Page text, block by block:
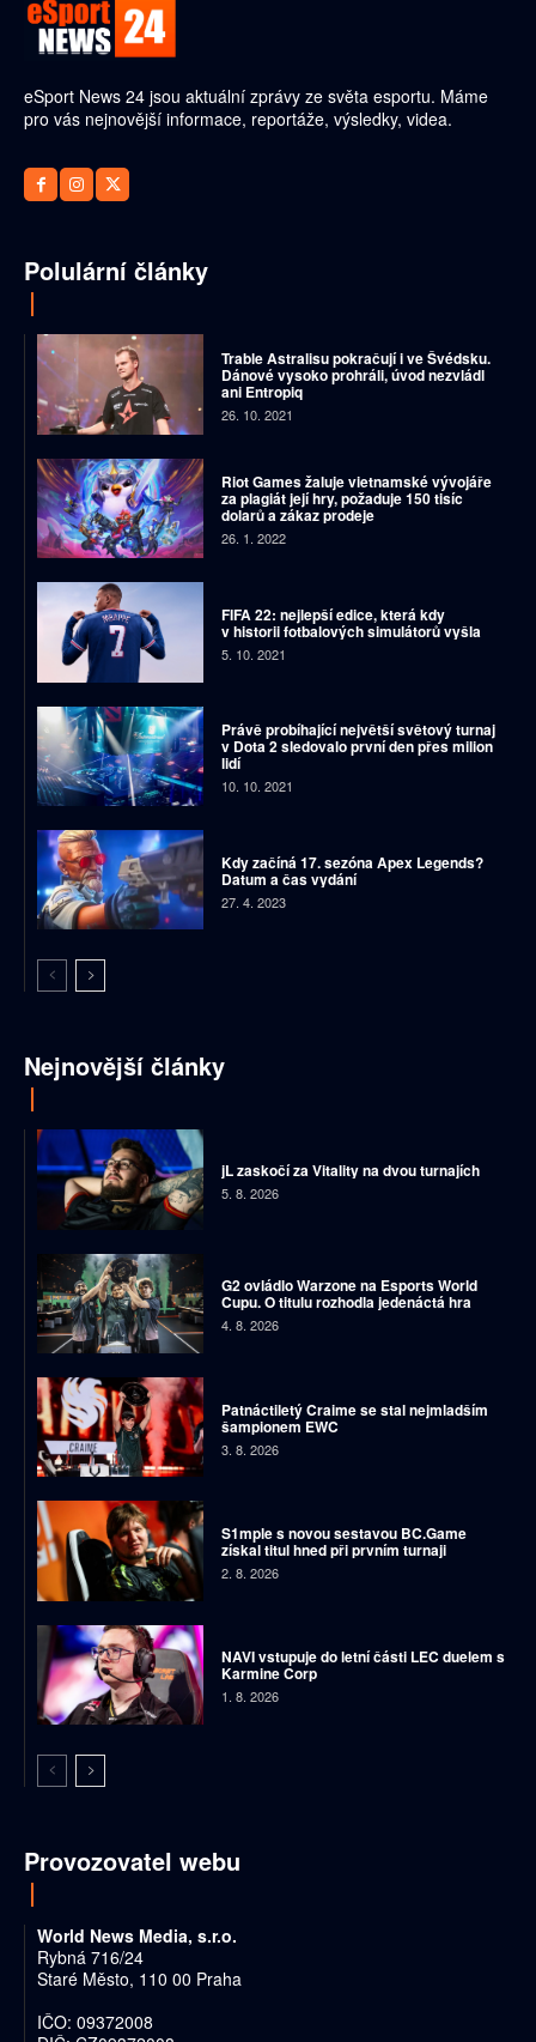
eSport News 24 jsou aktuální zprávy ze světa esportu. Máme
pro vás nejnovější informace, reportáže, výsledky, videa.
Polulární články
Trable Astralisu pokračují i ve Švédsku.
Dánové vysoko prohráli, úvod nezvládl
ani Entropiq
26. 10. 2021
Riot Games žaluje vietnamské vývojáře
za plagiát její hry, požaduje 150 tisíc
dolarů a zákaz prodeje
26. 1. 2022
FIFA 22: nejlepší edice, která kdy
v historii fotbalových simulátorů vyšla
5. 10. 2021
Právě probíhající největší světový turnaj
v Dota 2 sledovalo první den přes milion
lidí
10. 10. 2021
Kdy začíná 17. sezóna Apex Legends?
Datum a čas vydání
27. 4. 2023
Nejnovější články
jL zaskočí za Vitality na dvou turnajích
5. 8. 2026
G2 ovládlo Warzone na Esports World
Cupu. O titulu rozhodla jedenáctá hra
4. 8. 2026
Patnáctiletý Craime se stal nejmladším
šampionem EWC
3. 8. 2026
S1mple s novou sestavou BC.Game
získal titul hned při prvním turnaji
2. 8. 2026
NAVI vstupuje do letní části LEC duelem s
Karmine Corp
1. 8. 2026
Provozovatel webu
World News Media, s.r.o.
Rybná 716/24
Staré Město, 110 00 Praha
IČO: 09372008